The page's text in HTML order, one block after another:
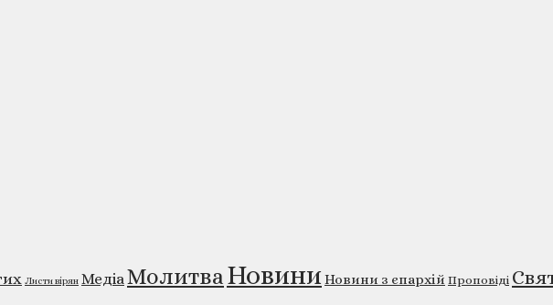
Листи вірян Медіа Молитва НовиниНовини з єпархій Проповіді